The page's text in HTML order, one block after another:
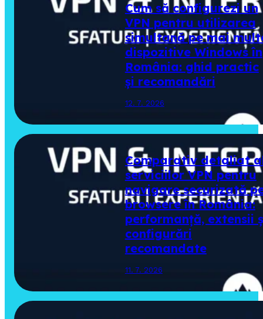
Cum să configurezi un
VPN pentru utilizarea
simultană pe mai
dispozitive Windows în
România: ghid practic
și recomandări
12. 7. 2026
Comparativ detaliat
serviciilor VPN pentru
navigare securizată
browsere în România:
performanță, extensii
configurări
recomandate
11. 7. 2026